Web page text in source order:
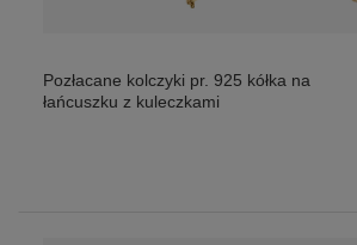
Pozłacane kolczyki pr. 925 kółka na
łańcuszku z kuleczkami